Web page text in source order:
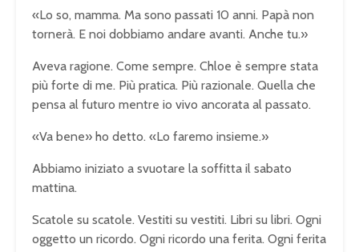
«Lo so, mamma. Ma sono passati 10 anni. Papà non
tornerà. E noi dobbiamo andare avanti. Anche tu.»
Aveva ragione. Come sempre. Chloe è sempre stata
più forte di me. Più pratica. Più razionale. Quella che
pensa al futuro mentre io vivo ancorata al passato.
«Va bene» ho detto. «Lo faremo insieme.»
Abbiamo iniziato a svuotare la soffitta il sabato
mattina.
Scatole su scatole. Vestiti su vestiti. Libri su libri. Ogni
oggetto un ricordo. Ogni ricordo una ferita. Ogni ferita